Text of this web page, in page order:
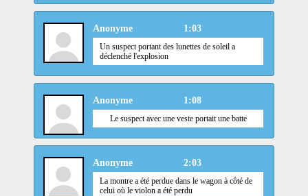
Anonyme 1:03
Un suspect portant des lunettes de soleil a
déclenché l'explosion
Anonyme 1:08
Le suspect avec une veste portait une batte
Anonyme 2:03
La montre a été perdue dans le wagon à côté de
celui où le violon a été perdu